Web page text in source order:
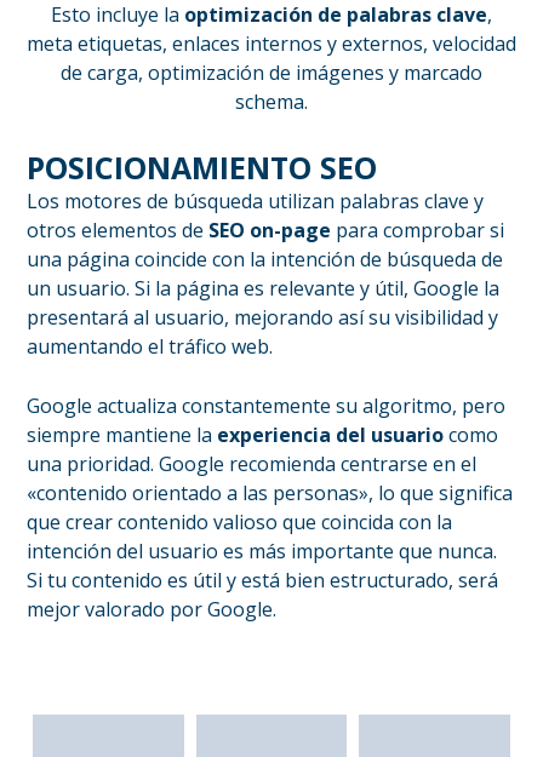
Esto incluye la optimización de palabras clave,
meta etiquetas, enlaces internos y externos, velocidad
de carga, optimización de imágenes y marcado
schema.
POSICIONAMIENTO SEO
Los motores de búsqueda utilizan palabras clave y
otros elementos de SEO on-page para comprobar si
una página coincide con la intención de búsqueda de
un usuario. Si la página es relevante y útil, Google la
presentará al usuario, mejorando así su visibilidad y
aumentando el tráfico web.
Google actualiza constantemente su algoritmo, pero
siempre mantiene la experiencia del usuariocomo
una prioridad. Google recomienda centrarse en el
«contenido orientado a las personas», lo que significa
que crear contenido valioso que coincida con la
intención del usuario es más importante que nunca.
Si tu contenido es útil y está bien estructurado, será
mejor valorado por Google.